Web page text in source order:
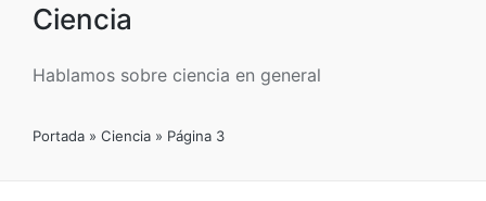
Ciencia
Hablamos sobre ciencia en general
Portada » Ciencia » Página 3